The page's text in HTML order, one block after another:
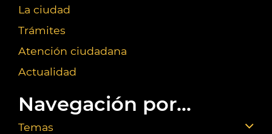
La ciudad
Trámites
Atención ciudadana
Actualidad
Navegación por...
Temas